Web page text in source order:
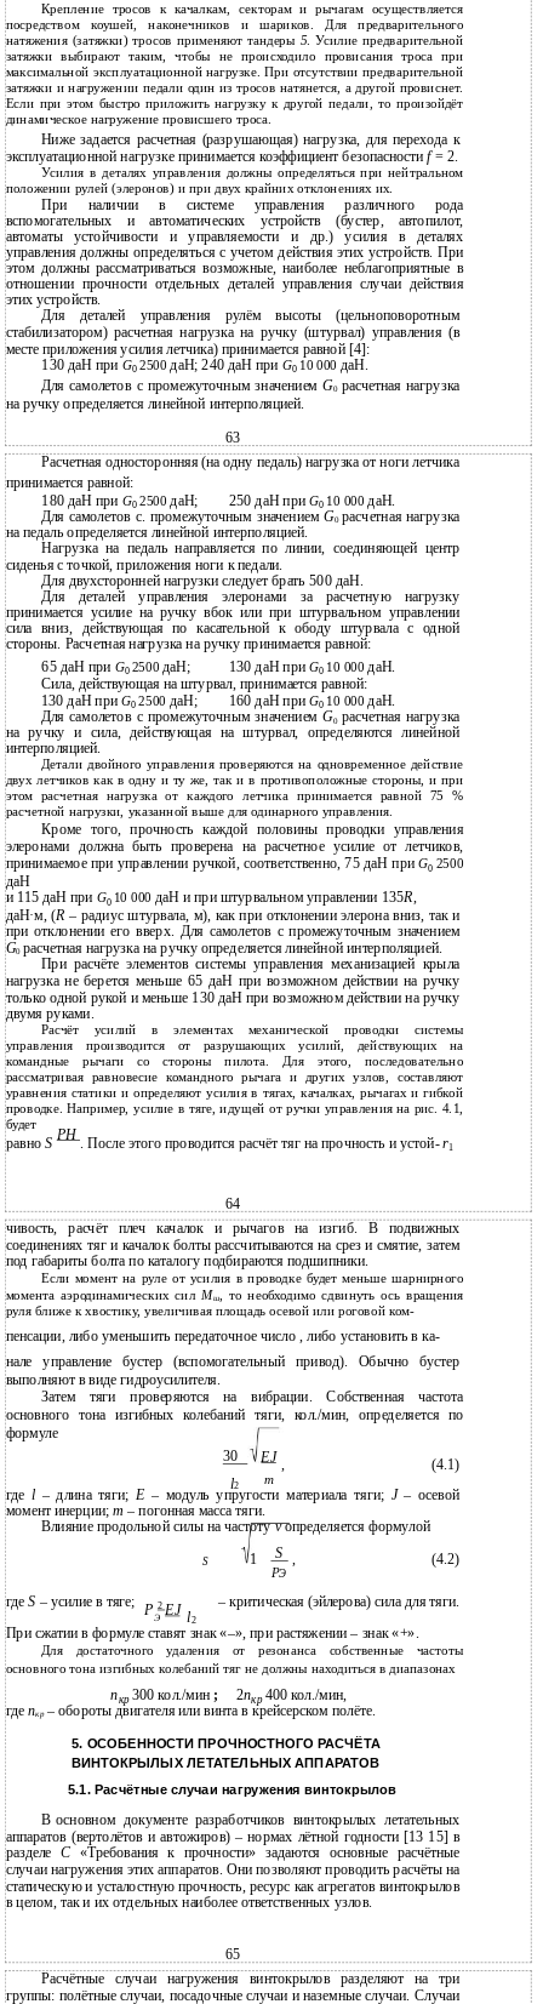
Крепление тросов к качалкам, секторам и рычагам осуществляется
посредством коушей, наконечников и шариков. Для предварительного
натяжения (затяжки) тросов применяют тандеры 5. Усилие предварительной
затяжки выбирают таким, чтобы не происходило провисания троса при
максимальной эксплуатационной нагрузке. При отсутствии предварительной
затяжки и нагружении педали один из тросов натянется, а другой провиснет.
Если при этом быстро приложить нагрузку к другой педали, то произойдёт
динамическое нагружение провисшего троса.
Ниже задается расчетная (разрушающая) нагрузка, для перехода к
эксплуатационной нагрузке принимается коэффициент безопасностиf= 2.
Усилия в деталях управления должны определяться при нейтральном
положении рулей (элеронов) и при двух крайних отклонениях их.
При наличии в системе управления различного рода
вспомогательных и автоматических устройств (бустер, автопилот,
автоматы устойчивости и управляемости и др.) усилия в деталях
управления должны определяться с учетом действия этих устройств. При
этом должны рассматриваться возможные, наиболее неблагоприятные в
отношении прочности отдельных деталей управления случаи действия
этих устройств.
Для деталей управления рулём высоты (цельноповоротным
стабилизатором) расчетная нагрузка на ручку (штурвал) управления (в
месте приложения усилия летчика) принимается равной [4]:
130 даН при G0 2500даН; 240 даН при G0 10 000даН.
Для самолетов с промежуточным значениемG0 расчетная нагрузка
на ручку определяется линейной интерполяцией.
63
Расчетная односторонняя (на одну педаль) нагрузка от ноги летчика
принимается равной:
180 даН при G0 2500даН; 250 даН приG0 10 000даН.
Для самолетов с. промежуточным значениемG0 расчетная нагрузка
на педаль определяется линейной интерполяцией.
Нагрузка на педаль направляется по линии, соединяющей центр
сиденья с точкой, приложения ноги к педали.
Для двухсторонней нагрузки следует брать 500 даН.
Для деталей управления элеронами за расчетную нагрузку
принимается усилие на ручку вбок или при штурвальном управлении
сила вниз, действующая по касательной к ободу штурвала с одной
стороны. Расчетная нагрузка на ручку принимается равной:
65 даН при G0 2500даН; 130 даН приG0 10 000даН.
Сила, действующая на штурвал, принимается равной:
130 даН приG02500 даН; 160 даН приG0 10 000даН.
Для самолетов с промежуточным значениемG0 расчетная нагрузка
на ручку и сила, действующая на штурвал, определяются линейной
интерполяцией.
Детали двойного управления проверяются на одновременное действие
двух летчиков как в одну и ту же, так и в противоположные стороны, и при
этом расчетная нагрузка от каждого летчика принимается равной 75 %
расчетной нагрузки, указанной выше для одинарного управления.
Кроме того, прочность каждой половины проводки управления
элеронами должна быть проверена на расчетное усилие от летчиков,
принимаемое при управлении ручкой, соответственно, 75 даН приG0 2500
даН
и 115 даН при G0 10 000 даН и при штурвальном управлении 135R,
даН·м, (R– радиус штурвала, м), как при отклонении элерона вниз, так и
при отклонении его вверх. Для самолетов с промежуточным значением
G0 расчетная нагрузка на ручку определяется линейной интерполяцией.
При расчёте элементов системы управления механизацией крыла
нагрузка не берется меньше 65 даН при возможном действии на ручку
только одной рукой и меньше 130 даН при возможном действии на ручку
двумя руками.
Расчёт усилий в элементах механической проводки системы
управления производится от разрушающих усилий, действующих на
командные рычаги со стороны пилота. Для этого, последовательно
рассматривая равновесие командного рычага и других узлов, составляют
уравнения статики и определяют усилия в тягах, качалках, рычагах и гибкой
проводке. Например, усилие в тяге, идущей от ручки управления на рис. 4.1,
будет
равноS
PH
. После этого проводится расчёт тяг на прочность и устой-r1
64
чивость, расчёт плеч качалок и рычагов на изгиб. В подвижных
соединениях тяг и качалок болты рассчитываются на срез и смятие, затем
под габариты болта по каталогу подбираются подшипники.
Если момент на руле от усилия в проводке будет меньше шарнирного
момента аэродинамических сил Мш, то необходимо сдвинуть ось вращения
руля ближе к хвостику, увеличивая площадь осевой или роговой ком-
пенсации, либо уменьшить передаточное число , либо установить в ка-
нале управление бустер (вспомогательный привод). Обычно бустер
выполняют в виде гидроусилителя.
Затем тяги проверяются на вибрации. Собственная частота
основного тона изгибных колебаний тяги, кол./мин, определяется по
формуле
30 EJ
(4.1)
l2 m
где l – длина тяги; Е – модуль упругости материала тяги; J– осевой
момент инерции;m– погонная масса тяги.
Влияние продольной силы на частотуνопределяется формулой
S 1 S , (4.2)
PЭ
гдеS – усилие в тяге;
Р2 EJ
– критическая (эйлерова) сила для тяги.
Э l2
При сжатии в формуле ставят знак «–», при растяжении – знак «+».
Для достаточного удаления от резонанса собственные частоты
основного тона изгибных колебаний тяг не должны находиться в диапазонах
nкр 300 кол./мин ; 2nкр 400 кол./мин,
гдеnкр – обороты двигателя или винта в крейсерском полёте.
5. ОСОБЕННОСТИ ПРОЧНОСТНОГО РАСЧЁТА
ВИНТОКРЫЛЫХ ЛЕТАТЕЛЬНЫХ АППАРАТОВ
5.1. Расчётные случаи нагружения винтокрылов
В основном документе разработчиков винтокрылых летательных
аппаратов (вертолётов и автожиров) – нормах лётной годности [13 15] в
разделеС «Требования к прочности» задаются основные расчётные
случаи нагружения этих аппаратов. Они позволяют проводить расчёты на
статическую и усталостную прочность, ресурс как агрегатов винтокрылов
в целом, так и их отдельных наиболее ответственных узлов.
65
Расчётные случаи нагружения винтокрылов разделяют на три
группы: полётные случаи, посадочные случаи и наземные случаи. Случаи